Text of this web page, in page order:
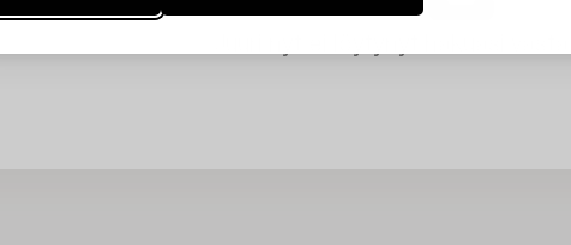
Juuri nyt ei löytynyt hakuasi